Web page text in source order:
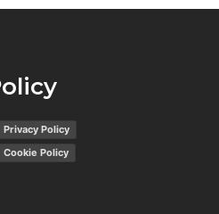
Privacy Policy
Cookie Policy